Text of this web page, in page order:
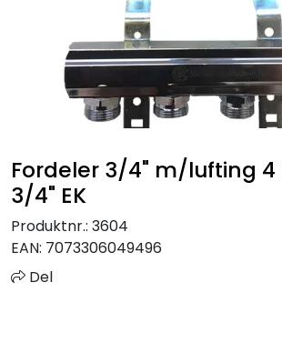
Fordeler 3/4" m/lufting 4
3/4" EK
Produktnr.: 3604
EAN: 7073306049496
Del
Tappevann
Vannbehandling
Varmeanlegg
Outlet